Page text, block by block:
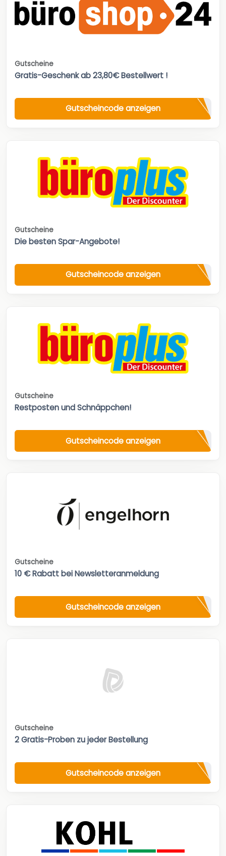
Gutscheine
Gratis-Geschenk ab 23,80€ Bestellwert !
Gutscheincode anzeigen
Gutscheine
Die besten Spar-Angebote!
Gutscheincode anzeigen
Gutscheine
Restposten und Schnäppchen!
Gutscheincode anzeigen
Gutscheine
10 € Rabatt bei Newsletteranmeldung
Gutscheincode anzeigen
Gutscheine
2 Gratis-Proben zu jeder Bestellung
Gutscheincode anzeigen